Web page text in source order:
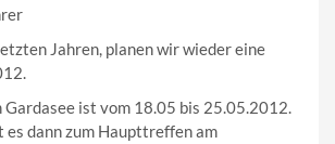
Jahren, planen wir wieder eine
Gardasee ist vom 18.05 bis 25.05.2012.
es dann zum Haupttreffen am